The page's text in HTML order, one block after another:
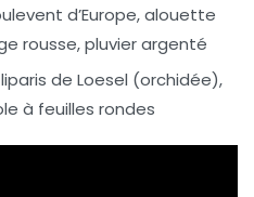
d’Europe, alouette
rousse, pluvier argenté
liparis de Loesel (orchidée),
à feuilles rondes